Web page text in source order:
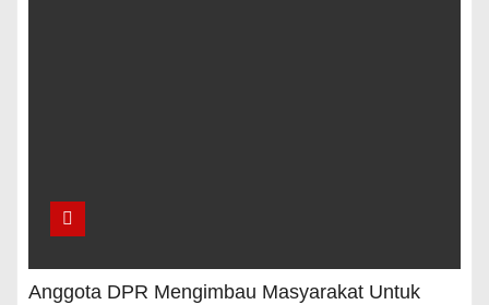
Anggota DPR Mengimbau Masyarakat Untuk